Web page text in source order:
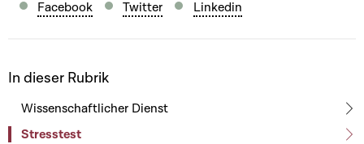
Facebook Twitter Linkedin
In dieser Rubrik
Wissenschaftlicher Dienst
Stresstest